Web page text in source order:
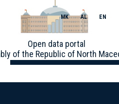
Open data portal
of the Republic of North
MK AL EN